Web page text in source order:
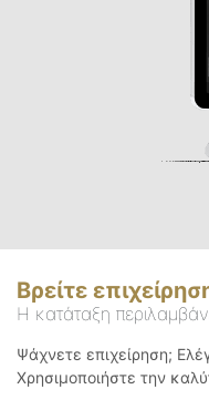
Βρείτε
Η κατάταξη
Ψάχνετε επιχείρηση;
Χρησιμοποιήστε την